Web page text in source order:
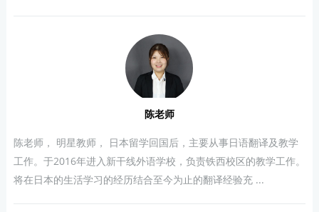
陈老师
陈老师， 明星教师， 日本留学回国后，主要从事日语翻译及教学
工作。于2016年进入新干线外语学校，负责铁西校区的教学工作。
将在日本的生活学习的经历结合至今为止的翻译经验充 ...